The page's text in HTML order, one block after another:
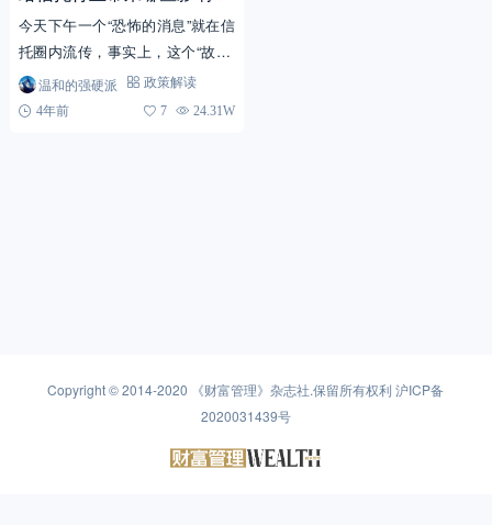
又有怎样的启示？
今天下午一个“恐怖的消息”就在信
托圈内流传，事实上，这个“故事”
在个把月前就已经有人在议论了。
《整顿信托公司异地部门的通知》
温和的强硬派
政策解读
4年前
7 24.31W
Copyright © 2014-2020 《财富管理》杂志社.保留所有权利沪ICP备
2020031439号